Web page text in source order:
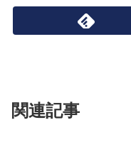
関連記事